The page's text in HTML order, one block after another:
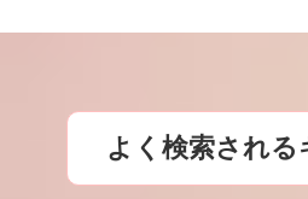
よく検索される